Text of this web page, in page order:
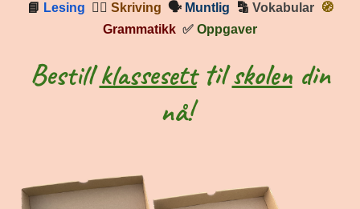
📘 Lesing ✍🏼 Skriving 🗣 Muntlig 🔡 Vokabular
🧭
Grammatikk ✅ Oppgaver
Bestillklassesetttilskolendin
nå!